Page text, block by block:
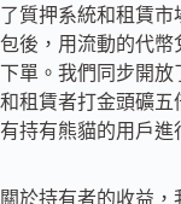
了質押系統和租賃
包後，用流動的代幣
下單。我們同步開放
和租賃者打金頭礦五
有持有熊貓的用戶進
關於持有者的收益，